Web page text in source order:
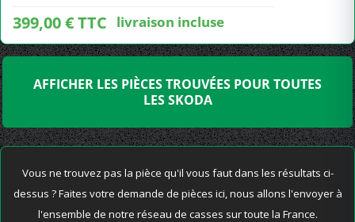
399,00 € TTC livraison incluse
AFFICHER LES PIÈCES TROUVÉES POUR TOUTES
LES SKODA
Vous ne trouvez pas la pièce qu'il vous faut dans les résultats ci-
dessus ? Faites votre demande de pièces ici, nous allons l'envoyer à
l'ensemble de notre réseau de casses sur toute la France.